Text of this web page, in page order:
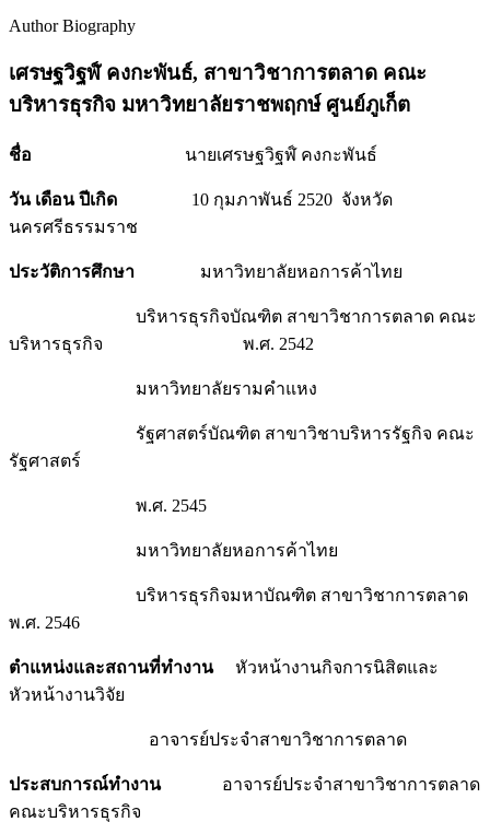
Author Biography
เศรษฐวิฐฬ์ คงกะพันธ์, สาขาวิชาการตลาด คณะ
บริหารธุรกิจ มหาวิทยาลัยราชพฤกษ์ ศูนย์ภูเก็ต
ชื่อ นายเศรษฐวิฐฬ์ คงกะพันธ์
วัน เดือน ปีเกิด 10 กุมภาพันธ์ 2520 จังหวัด
นครศรีธรรมราช
ประวัติการศึกษา มหาวิทยาลัยหอการค้าไทย
บริหารธุรกิจบัณฑิต สาขาวิชาการตลาด คณะ
บริหารธุรกิจ พ.ศ. 2542
มหาวิทยาลัยรามคำแหง
รัฐศาสตร์บัณฑิต สาขาวิชาบริหารรัฐกิจ คณะ
รัฐศาสตร์
พ.ศ. 2545
มหาวิทยาลัยหอการค้าไทย
บริหารธุรกิจมหาบัณฑิต สาขาวิชาการตลาด
พ.ศ. 2546
ตำแหน่งและสถานที่ทำงาน หัวหน้างานกิจการนิสิตและ
หัวหน้างานวิจัย
อาจารย์ประจำสาขาวิชาการตลาด
ประสบการณ์ทำงาน อาจารย์ประจำสาขาวิชาการตลาด
คณะบริหารธุรกิจ